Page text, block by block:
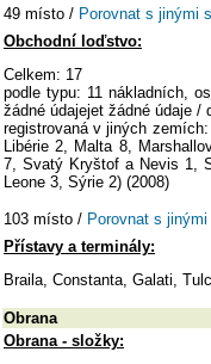
49 místo / Porovnat s jinými
Obchodní loďstvo:
Celkem: 17
podle typu: 11 nákladních,
žádné údajejet žádné údaje /
registrovaná v jiných
Libérie 2, Malta 8,
7, Svatý Kryštof a Nevis 1,
Leone 3, Sýrie 2) (2008)
103 místo / Porovnat s
Přístavy a terminály:
Braila, Constanta, Galati,
Obrana
Obrana - složky: